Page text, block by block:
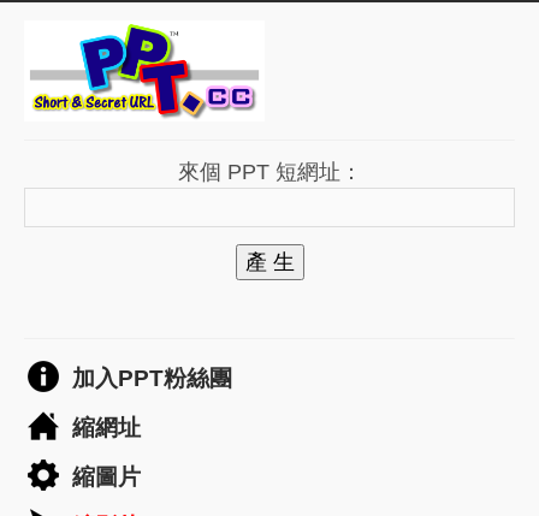
來個 PPT 短網址：
產 生
加入PPT粉絲團
縮網址
縮圖片